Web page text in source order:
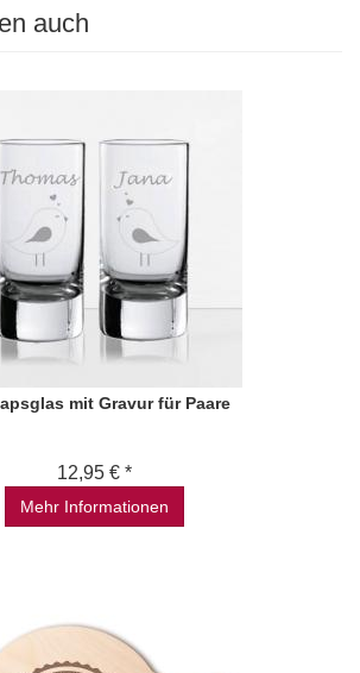
auch
mit Gravur für Paare
12,95 € *
Mehr Informationen